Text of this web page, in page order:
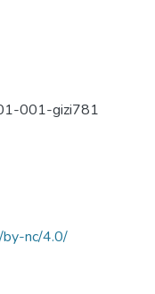
001-gizi781
by-nc/4.0/